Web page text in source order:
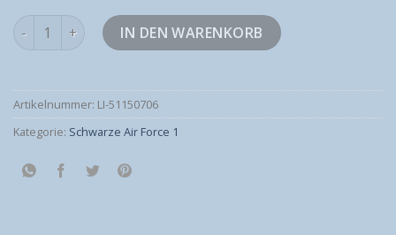
schwarze air force 1 MengeIN DEN WARENKORB
Artikelnummer: LI-51150706
Kategorie: Schwarze Air Force 1